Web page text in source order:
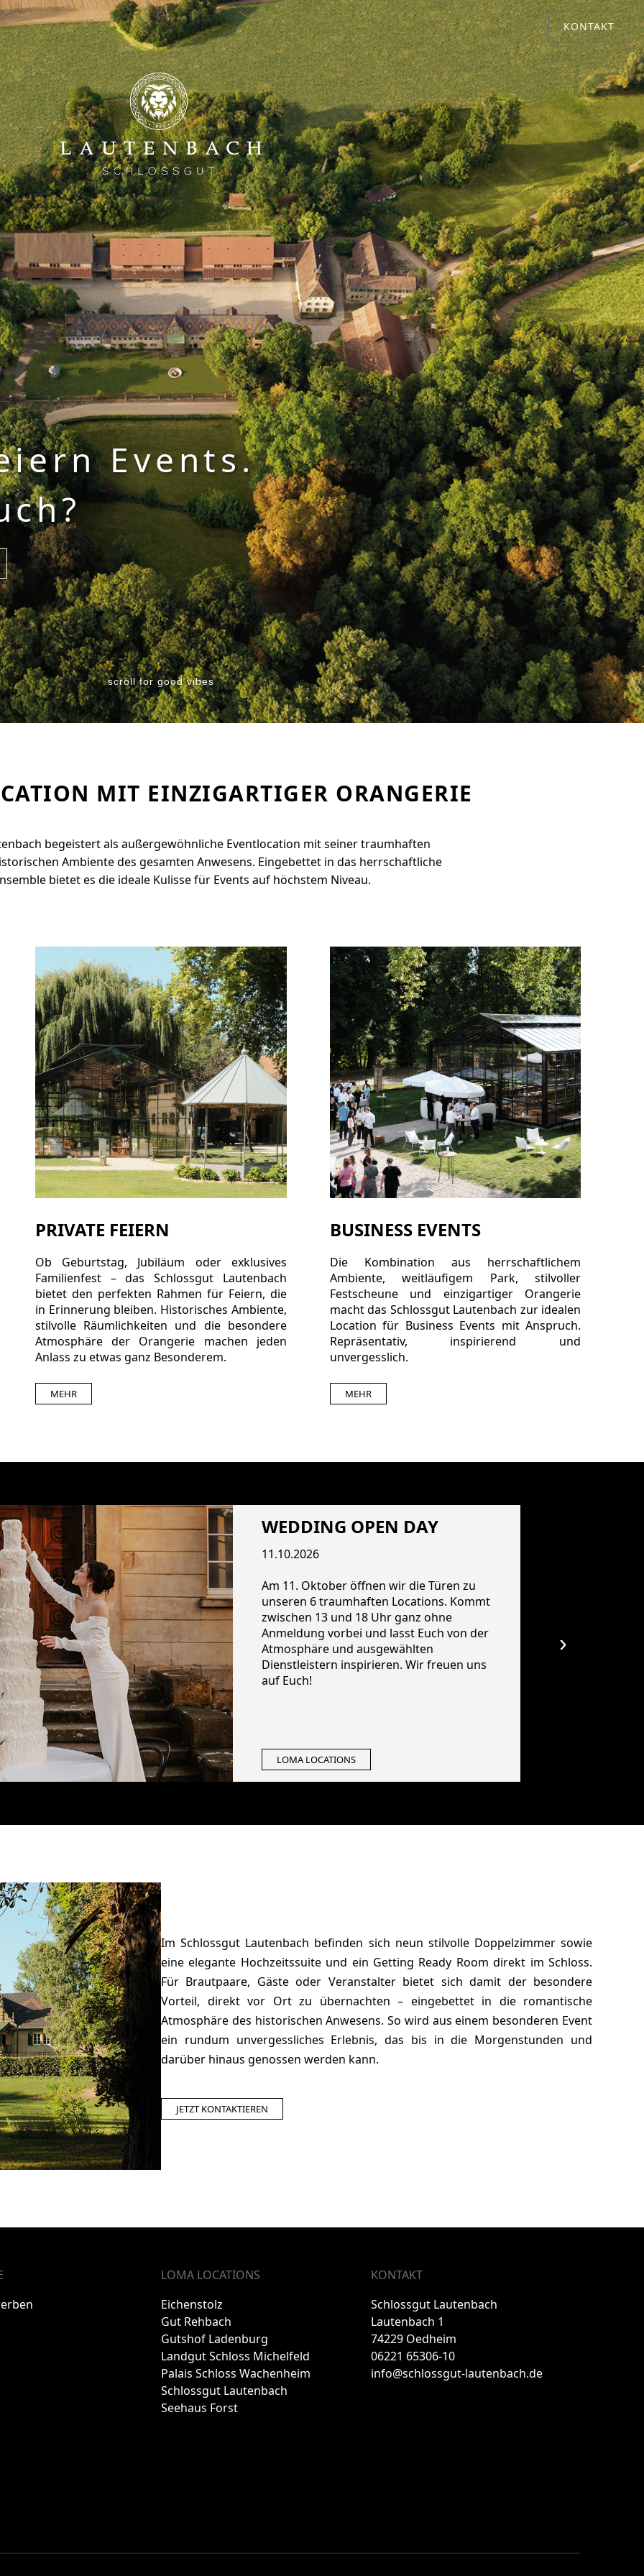
KONTAKT
Events.
scroll for good vibes
MIT EINZIGARTIGER ORANGERIE
begeistert als außergewöhnliche Eventlocation mit seiner traumhaften
Ambiente des gesamten Anwesens. Eingebettet in das herrschaftliche
bietet es die ideale Kulisse für Events auf höchstem Niveau.
PRIVATE FEIERN
Ob Geburtstag, Jubiläum oder exklusives
Familienfest – das Schlossgut Lautenbach
bietet den perfekten Rahmen für Feiern, die
in Erinnerung bleiben. Historisches Ambiente,
stilvolle Räumlichkeiten und die besondere
Atmosphäre der Orangerie machen jeden
Anlass zu etwas ganz Besonderem.
MEHR
BUSINESS EVENTS
Die Kombination aus herrschaftlichem
Ambiente, weitläufigem Park, stilvoller
Festscheune und einzigartiger Orangerie
macht das Schlossgut Lautenbach zur idealen
Location für Business Events mit Anspruch.
Repräsentativ, inspirierend und
unvergesslich.
MEHR
WEDDING OPEN DAY
11.10.2026
Am 11. Oktober öffnen wir die Türen zu
unseren 6 traumhaften Locations. Kommt
zwischen 13 und 18 Uhr ganz ohne
Anmeldung vorbei und lasst Euch von der
Atmosphäre und ausgewählten
Dienstleistern inspirieren. Wir freuen uns
auf Euch!
LOMA LOCATIONS
›
Im Schlossgut Lautenbach befinden sich neun stilvolle Doppelzimmer sowie
eine elegante Hochzeitssuite und ein Getting Ready Room direkt im Schloss.
Für Brautpaare, Gäste oder Veranstalter bietet sich damit der besondere
Vorteil, direkt vor Ort zu übernachten – eingebettet in die romantische
Atmosphäre des historischen Anwesens. So wird aus einem besonderen Event
ein rundum unvergessliches Erlebnis, das bis in die Morgenstunden und
darüber hinaus genossen werden kann.
JETZT KONTAKTIEREN
LOMA LOCATIONS
Eichenstolz
Gut Rehbach
Gutshof Ladenburg
Landgut Schloss Michelfeld
Palais Schloss Wachenheim
Schlossgut Lautenbach
Seehaus Forst
KONTAKT
Schlossgut Lautenbach
Lautenbach 1
74229 Oedheim
06221 65306-10
info@schlossgut-lautenbach.de